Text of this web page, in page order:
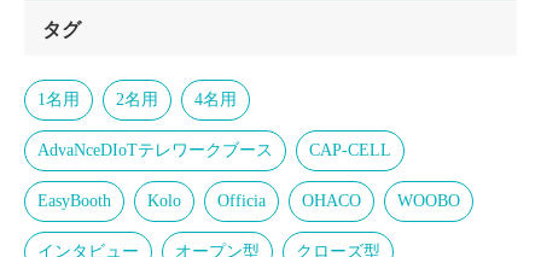
タグ
1名用 2名用 4名用
AdvaNceDIoTテレワークブース CAP-CELL
EasyBooth Kolo Officia OHACO WOOBO
インタビュー オープン型 クローズ型